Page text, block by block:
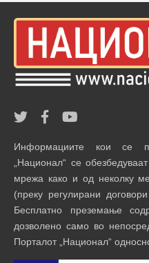
Информациите кои се
„Национал“ се
мрежа како и од неколку
(преку регулирани
Бесплатно преземање
дозволено само во
Порталот „Национал“